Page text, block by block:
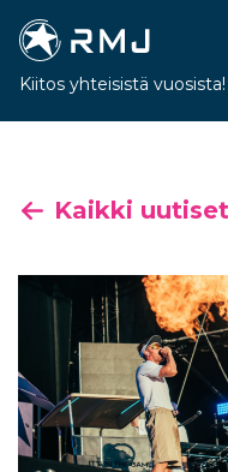
Kiitos yhteisistä vuosista!
Kaikki uutiset